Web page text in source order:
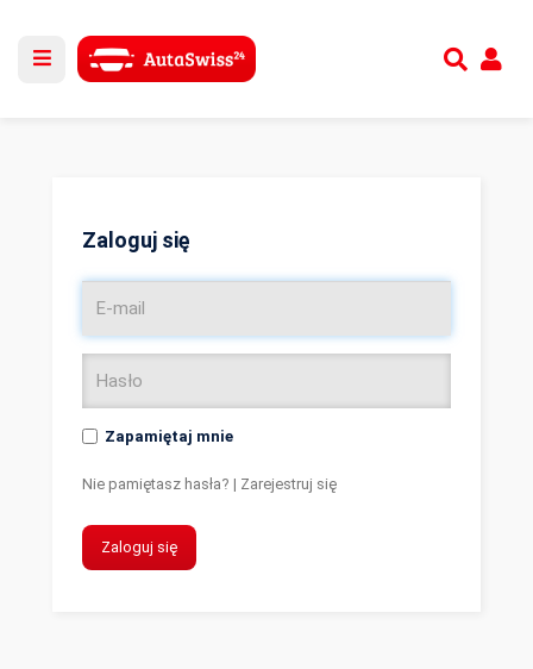
Zaloguj się
Zapamiętaj mnie
Nie pamiętasz hasła? | Zarejestruj się
Zaloguj się